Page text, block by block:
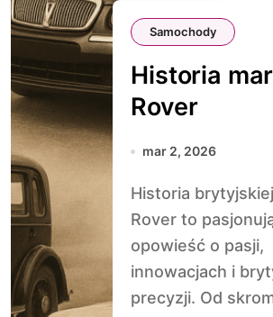
Samochody
Historia
Rover
mar 2, 2026
Historia brytyjskiej marki
Rover to
opowieść o pasji,
innowacjach i
precyzji. Od